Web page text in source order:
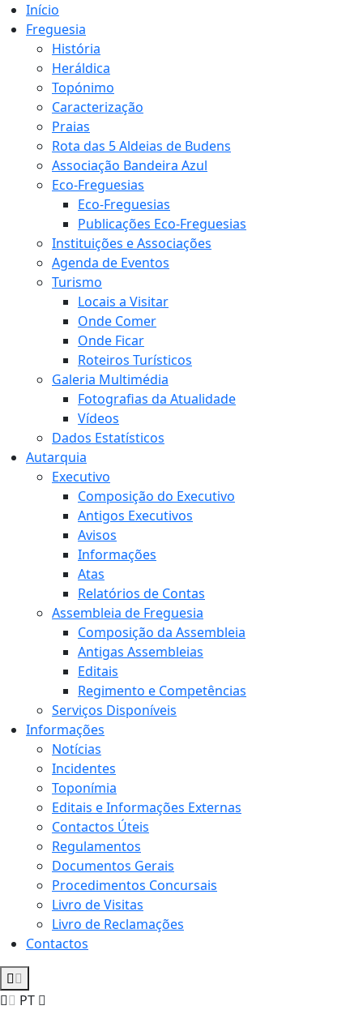
Início
Freguesia
História
Heráldica
Topónimo
Caracterização
Praias
Rota das 5 Aldeias de Budens
Associação Bandeira Azul
Eco-Freguesias
Eco-Freguesias
Publicações Eco-Freguesias
Instituições e Associações
Agenda de Eventos
Turismo
Locais a Visitar
Onde Comer
Onde Ficar
Roteiros Turísticos
Galeria Multimédia
Fotografias da Atualidade
Vídeos
Dados Estatísticos
Autarquia
Executivo
Composição do Executivo
Antigos Executivos
Avisos
Informações
Atas
Relatórios de Contas
Assembleia de Freguesia
Composição da Assembleia
Antigas Assembleias
Editais
Regimento e Competências
Serviços Disponíveis
Informações
Notícias
Incidentes
Toponímia
Editais e Informações Externas
Contactos Úteis
Regulamentos
Documentos Gerais
Procedimentos Concursais
Livro de Visitas
Livro de Reclamações
Contactos
PT